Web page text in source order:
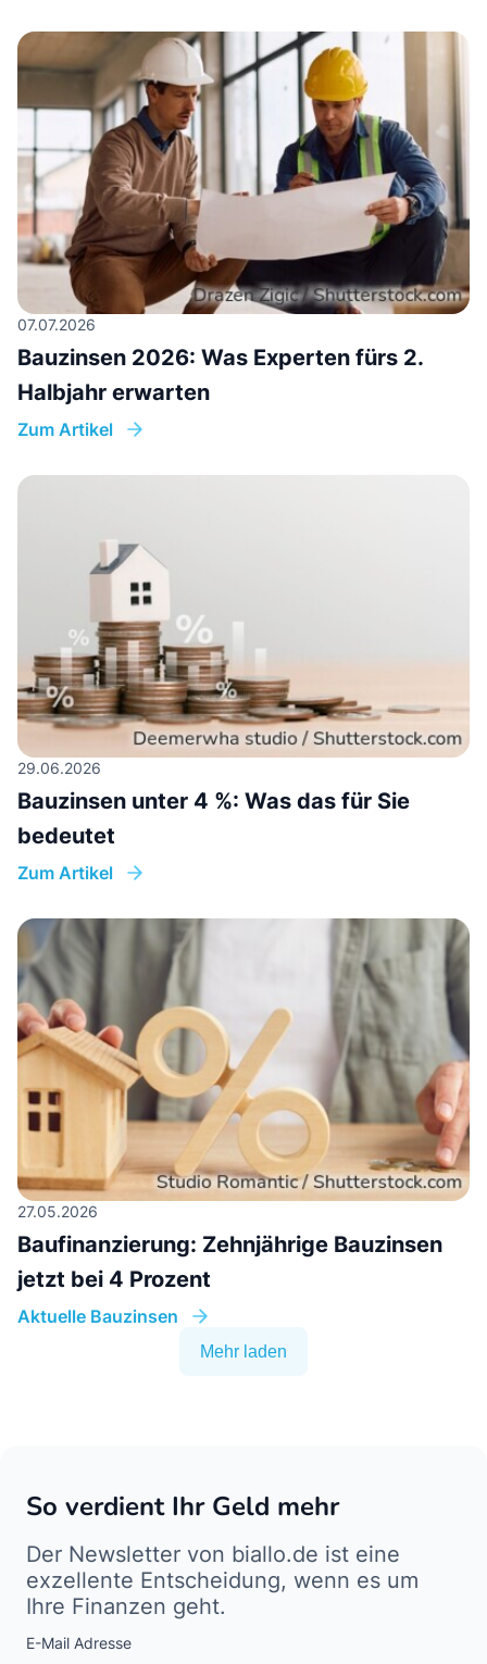
07.07.2026
Bauzinsen 2026: Was Experten fürs 2.
Halbjahr erwarten
Zum Artikel
29.06.2026
Bauzinsen unter 4 %: Was das für Sie
bedeutet
Zum Artikel
27.05.2026
Baufinanzierung: Zehnjährige Bauzinsen
jetzt bei 4 Prozent
Aktuelle Bauzinsen
Mehr laden
So verdient Ihr Geld mehr
Der Newsletter von biallo.de ist eine
exzellente Entscheidung, wenn es um
Ihre Finanzen geht.
E-Mail Adresse
Interests
Amount